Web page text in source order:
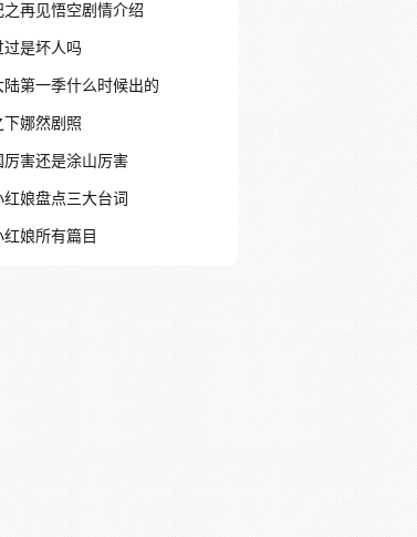
之再见悟空剧情介绍
过是坏人吗
陆第一季什么时候出的
下娜然剧照
厉害还是涂山厉害
红娘盘点三大台词
娘所有篇目